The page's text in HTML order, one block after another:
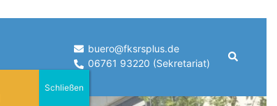
buero@fksrsplus.de
06761 93220 (Sekretariat)
Suche
Schließen